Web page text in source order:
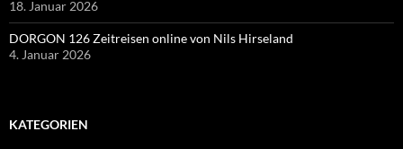
18. Januar 2026
DORGON 126 Zeitreisen online von Nils Hirseland
4. Januar 2026
KATEGORIEN